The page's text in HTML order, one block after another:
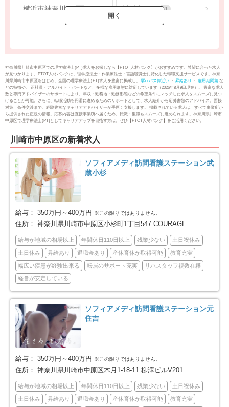
横浜市神奈川区 横浜市西区 31
横浜市金沢区 52 横浜市港北区 123
横浜市戸塚区 98 横浜市港南区 88
横浜市旭区 104
横浜市瀬谷区 41 横浜市栄区 25
横浜市泉区
横浜市都筑区 79 川崎市全域
川崎市川崎区 66 川崎市幸区 61
川崎市中原区 72 川崎市高津区 65
川崎市麻生区 50 相模原市全域
相模原市緑区
相模原市南区 横須賀市 77
平塚市 40 鎌倉市 65
神奈川県川崎市中原区での理学療法士(PT)求人をお探しなら【PTOT人材バンク】がおすすめです。希望に合った求人
が見つかります。PTOT人材バンクは、理学療法士・作業療法士・言語聴覚士に特化した転職支援サービスです。神奈
川県川崎市中原区をはじめ、全国の理学療法士(PT)求人を豊富に掲載し、 駅orバス停近い ・ 昇給あり ・ 雇用期間無 な
どの特徴や、 正社員・アルバイト・パートなど、多様な雇用形態に対応しています（2026年8月9日現在）。 豊富な求人
数と専門アドバイザーのサポートにより、年収・勤務地・勤務形態などの希望条件にマッチした求人をスムーズに見つ
けることが可能。さらに、転職活動を円滑に進めるためのサポートとして、求人紹介から応募書類のアドバイス、面接
対策、条件交渉まで、経験豊富なキャリアアドバイザーが手厚く支援します。 掲載されている求人は、すべて事業所か
ら提供された正規の情報。応募内容は直接事業所へ届くため、転職・復職もスムーズに進められます。神奈川県川崎市
中原区で理学療法士(PT)としてキャリアアップを目指す方は、ぜひ【PTOT人材バンク】をご活用ください。
川崎市中原区の新着求人
ソフィアメディ訪問看護ステーション武
蔵小杉
給与： 350万円～400万円 ※この限りではありません。
住所： 神奈川県川崎市中原区小杉町1丁目547 COURAGE
給与が地域の相場以上 年間休日110日以上 残業少ない 土日祝休み
土日休み 昇給あり 退職金あり 産休育休が取得可能 教育充実
幅広い疾患が経験出来る 転居のサポート充実 リハスタッフ複数在籍
経営が安定している
ソフィアメディ訪問看護ステーション元
住吉
給与： 350万円～400万円 ※この限りではありません。
住所： 神奈川県川崎市中原区木月1-18-11 柳澤ビルV201
給与が地域の相場以上 年間休日110日以上 残業少ない 土日祝休み
土日休み 昇給あり 退職金あり 産休育休が取得可能 教育充実